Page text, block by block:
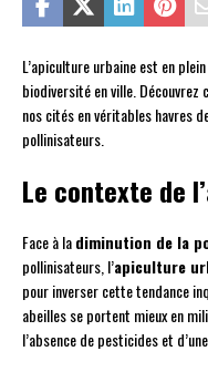
L’apiculture urbaine est en
biodiversité en ville.
nos cités en véritables havres
pollinisateurs.
Le contexte de
Face à ladiminution de la
pollinisateurs, l’apiculture
pour inverser cette tendance
abeilles se portent mieux en
l’absence de pesticides et